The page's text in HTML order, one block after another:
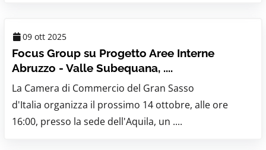
09 ott 2025
Focus Group su Progetto Aree Interne
Abruzzo - Valle Subequana, ....
La Camera di Commercio del Gran Sasso
d'Italia organizza il prossimo 14 ottobre, alle ore
16:00, presso la sede dell'Aquila, un ....